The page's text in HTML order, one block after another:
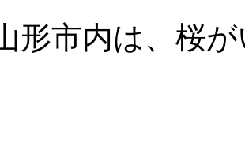
形市内は、桜